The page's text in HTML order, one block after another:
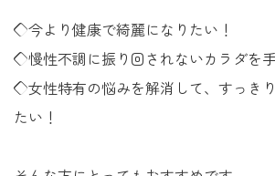
◇今より健康で綺麗になりたい！
◇慢性不調に振り回されないカラダを
◇女性特有の悩みを解消して、すっき
たい！